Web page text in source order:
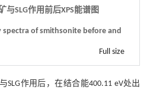
与SLG作用前后XPS能谱图
spectra of smithsonite before and
Full size
SLG作用后，在结合能400.11 eV处出